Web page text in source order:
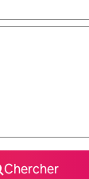
Chercher